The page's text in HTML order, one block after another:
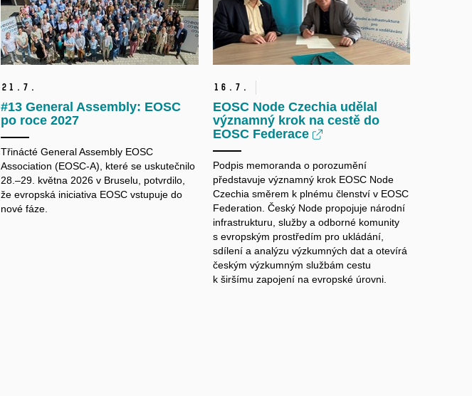
21. 7.
#13 General Assembly: EOSC
po roce 2027
Třinácté General Assembly EOSC
Association (EOSC-A), které se uskutečnilo
28.–29. května 2026 v Bruselu, potvrdilo,
že evropská iniciativa EOSC vstupuje do
nové fáze.
16. 7.
EOSC Node Czechia udělal
významný krok na cestě do
EOSC Federace
Podpis memoranda o porozumění
představuje významný krok EOSC Node
Czechia směrem k plnému členství v EOSC
Federation. Český Node propojuje národní
infrastrukturu, služby a odborné komunity
s evropským prostředím pro ukládání,
sdílení a analýzu výzkumných dat a otevírá
českým výzkumným službám cestu
k širšímu zapojení na evropské úrovni.